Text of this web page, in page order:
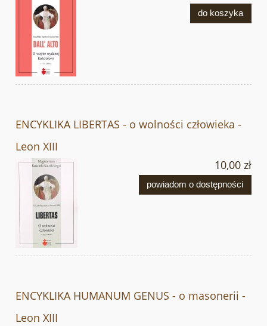
do koszyka
ENCYKLIKA LIBERTAS - o wolności człowieka -
Leon XIII
10,00 zł
powiadom o dostępności
ENCYKLIKA HUMANUM GENUS - o masonerii -
Leon XIII